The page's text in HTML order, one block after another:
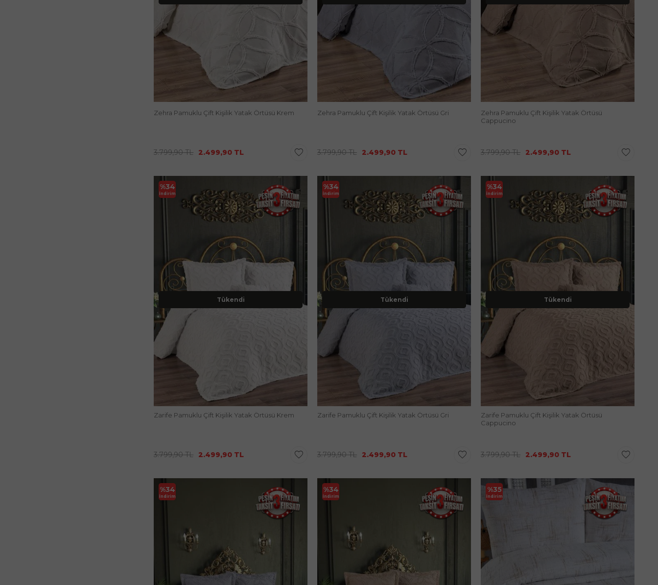
Zehra Pamuklu Çift Kişilik Yatak Örtüsü Krem
3.799,90TL 2.499,90 TL
Zehra Pamuklu Çift Kişilik Yatak Örtüsü Gri
3.799,90TL 2.499,90 TL
Zehra Pamuklu Çift Kişilik Yatak Örtüsü
Cappucino
3.799,90TL 2.499,90 TL
%34
İndirim
Tükendi
Zarife Pamuklu Çift Kişilik Yatak Örtüsü Krem
3.799,90TL 2.499,90 TL
%34
İndirim
Tükendi
Zarife Pamuklu Çift Kişilik Yatak Örtüsü Gri
3.799,90TL 2.499,90 TL
%34
İndirim
Tükendi
Zarife Pamuklu Çift Kişilik Yatak Örtüsü
Cappucino
3.799,90TL 2.499,90 TL
%34
İndirim
%34
İndirim
%35
İndirim